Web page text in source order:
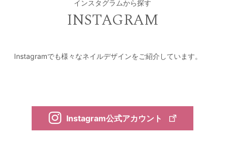
インスタグラムから探す
INSTAGRAM
Instagramでも様々なネイルデザインをご紹介しています。
Instagram公式アカウント